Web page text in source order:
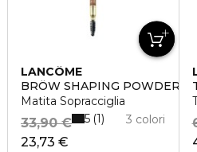
LANCÔME
BRÔW SHAPING POWDERY
Matita Sopracciglia
23,73 €
33,90 € 3 colori
5 1